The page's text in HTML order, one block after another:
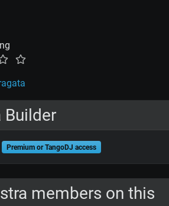
Builder
Premium or TangoDJ access
members on this